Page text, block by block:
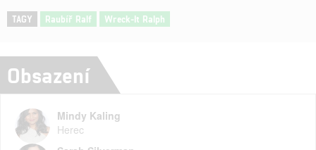
TAGY Raubíř Ralf Wreck-It Ralph
Obsazení
Mindy Kaling
Herec